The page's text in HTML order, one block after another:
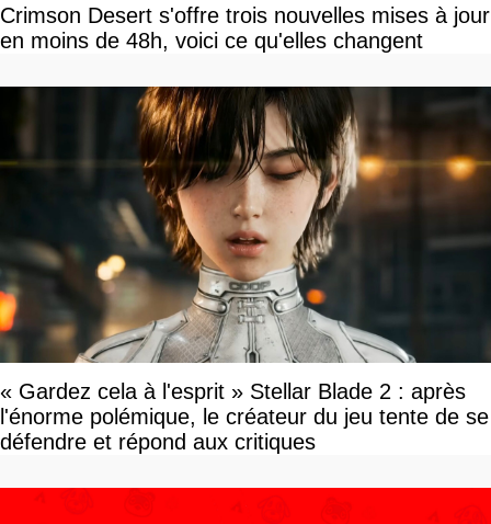
Crimson Desert s'offre trois nouvelles mises à jour
en moins de 48h, voici ce qu'elles changent
« Gardez cela à l'esprit » Stellar Blade 2 : après
l'énorme polémique, le créateur du jeu tente de se
défendre et répond aux critiques